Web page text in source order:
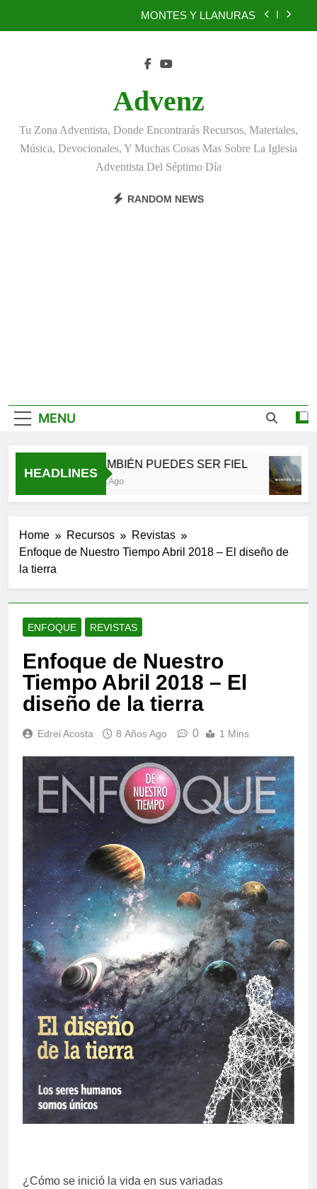
BENEFICIOS DEL PERDÓN
MONTES Y LLANURAS
EL REINO DE LOS CIELOS
Advenz
Tu Zona Adventista, Donde Encontrarás Recursos, Materiales,
Música, Devocionales, Y Muchas Cosas Mas Sobre La Iglesia
Adventista Del Séptimo Día
RANDOM NEWS
MENU
HEADLINES
TÚ TAMBIÉN PUEDES SER FIEL
2 Meses Ago
Home Recursos
Revistas
Enfoque de Nuestro Tiempo Abril 2018 – El diseño de
la tierra
ENFOQUE REVISTAS
Enfoque de Nuestro
Tiempo Abril 2018 – El
diseño de la tierra
Edrei Acosta 8 Años Ago 0 1 Mins
¿Cómo se inició la vida en sus variadas